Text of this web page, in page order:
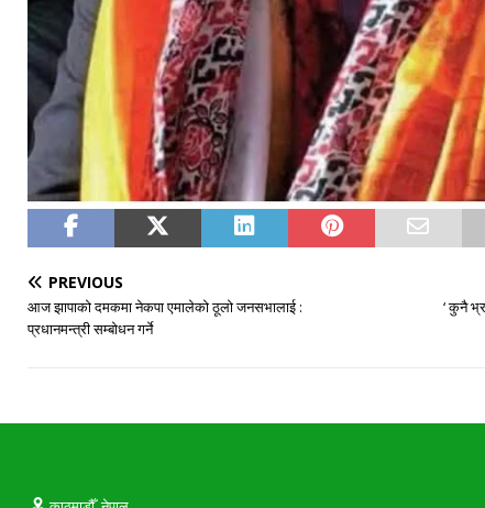
PREVIOUS
आज झापाको दमकमा नेकपा एमालेको ठूलो जनसभालाई :
प्रधानमन्त्री सम्बोधन गर्ने
‘ कुनै